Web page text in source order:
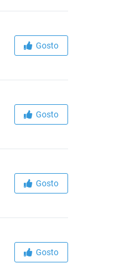
Gosto
Gosto
Gosto
Gosto